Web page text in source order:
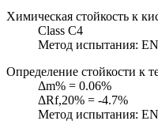
Химическая стойкость к
Class C4
Метод испытания:
Определение стойкости к
Δm% = 0.06%
ΔRf,20% = -4.7%
Метод испытания: